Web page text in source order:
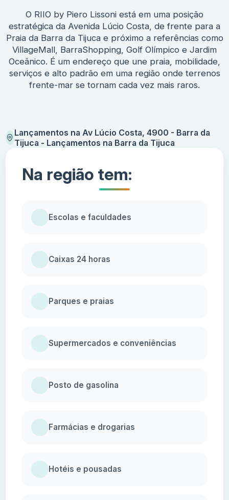
O RIIO by Piero Lissoni está em uma posição
estratégica da Avenida Lúcio Costa, de frente para a
Praia da Barra da Tijuca e próximo a referências como
VillageMall, BarraShopping, Golf Olímpico e Jardim
Oceânico. É um endereço que une praia, mobilidade,
serviços e alto padrão em uma região onde terrenos
frente-mar se tornam cada vez mais raros.
Lançamentos na Av Lúcio Costa, 4900 - Barra da
Tijuca - Lançamentos na Barra da Tijuca
Na região tem:
Escolas e faculdades
Caixas 24 horas
Parques e praias
Supermercados e conveniências
Posto de gasolina
Farmácias e drogarias
Hotéis e pousadas